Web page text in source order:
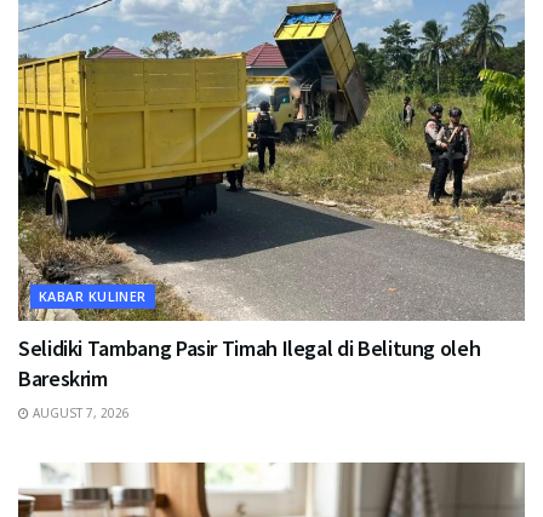
KABAR KULINER
Selidiki Tambang Pasir Timah Ilegal di Belitung oleh
Bareskrim
AUGUST 7, 2026